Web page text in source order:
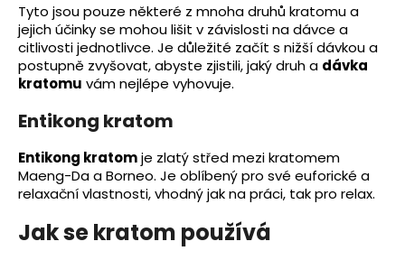
Tyto jsou pouze některé z mnoha druhů kratomu a
jejich účinky se mohou lišit v závislosti na dávce a
citlivosti jednotlivce. Je důležité začít s nižší dávkou a
postupně zvyšovat, abyste zjistili, jaký druh a dávka
kratomu vám nejlépe vyhovuje.
Entikong kratom
Entikong kratomje zlatý střed mezi kratomem
Maeng-Da a Borneo. Je oblíbený pro své euforické a
relaxační vlastnosti, vhodný jak na práci, tak pro relax.
Jak se kratom používá